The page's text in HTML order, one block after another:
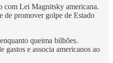
com Lei Magnitsky americana.
de promover golpe de Estado
queima bilhões.
gastos e associa americanos ao